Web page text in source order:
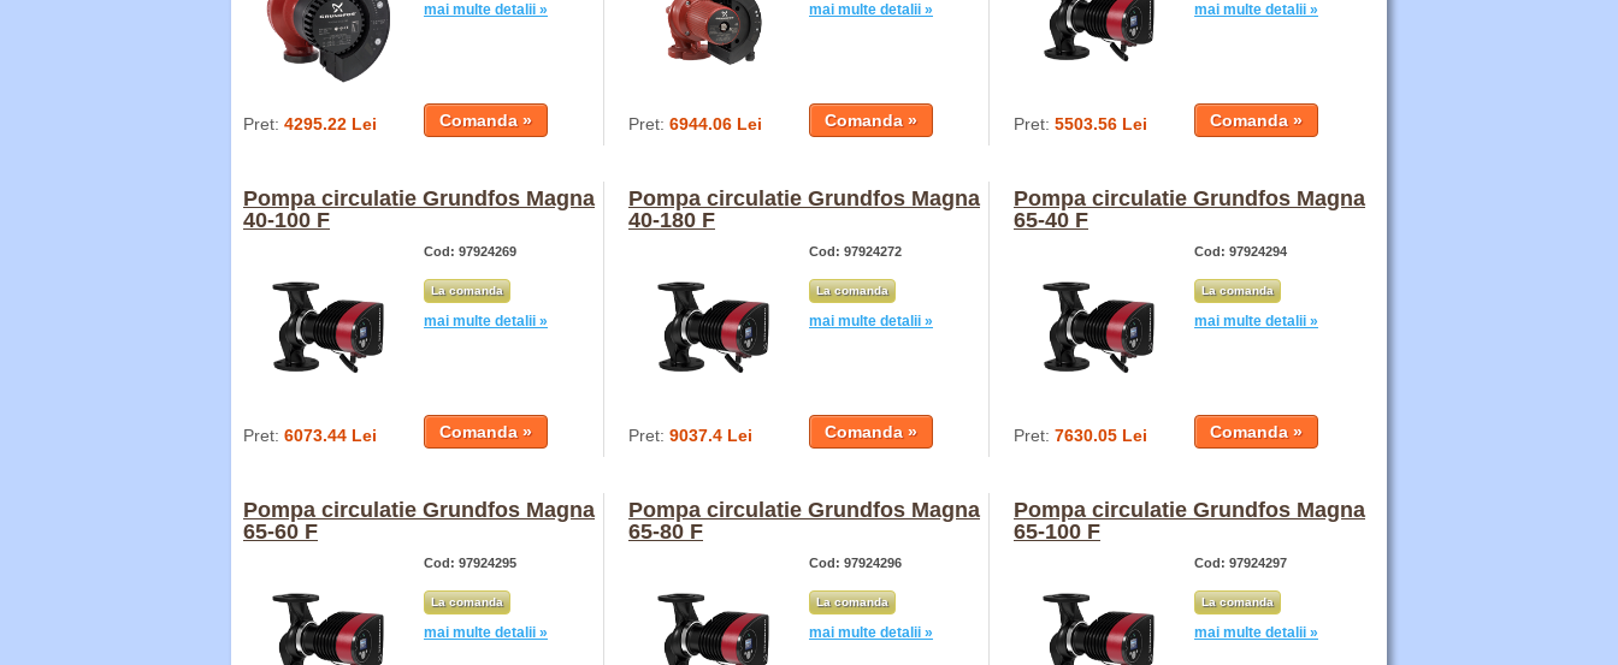
mai multe detalii »
Pret: 4295.22 Lei
mai multe detalii »
Pret: 6944.06 Lei
mai multe detalii »
Pret: 5503.56 Lei
Pompa circulatie Grundfos Magna
40-100 F
Cod: 97924269
La comanda
mai multe detalii »
Pret: 6073.44 Lei
Pompa circulatie Grundfos Magna
40-180 F
Cod: 97924272
La comanda
mai multe detalii »
Pret: 9037.4 Lei
Pompa circulatie Grundfos Magna
65-40 F
Cod: 97924294
La comanda
mai multe detalii »
Pret: 7630.05 Lei
Pompa circulatie Grundfos Magna
65-60 F
Cod: 97924295
La comanda
mai multe detalii »
Pompa circulatie Grundfos Magna
65-80 F
Cod: 97924296
La comanda
mai multe detalii »
Pompa circulatie Grundfos Magna
65-100 F
Cod: 97924297
La comanda
mai multe detalii »